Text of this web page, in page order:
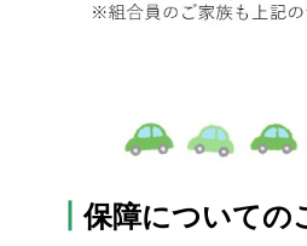
┃保障についての